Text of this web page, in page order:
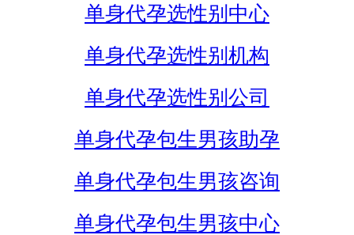
单身代孕选性别中心
单身代孕选性别机构
单身代孕选性别公司
单身代孕包生男孩助孕
单身代孕包生男孩咨询
单身代孕包生男孩中心